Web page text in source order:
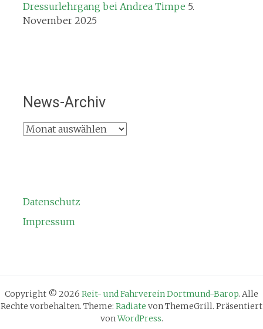
Dressurlehrgang bei Andrea Timpe 5.
November 2025
News-Archiv
News-
Datenschutz
Impressum
Copyright © 2026 Reit- und Fahrverein Dortmund-Barop. Alle
Rechte vorbehalten. Theme: Radiate von ThemeGrill. Präsentiert
vonWordPress.